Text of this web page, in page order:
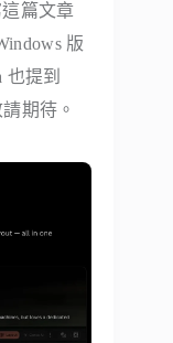
篇文章
版
也提到
期待。